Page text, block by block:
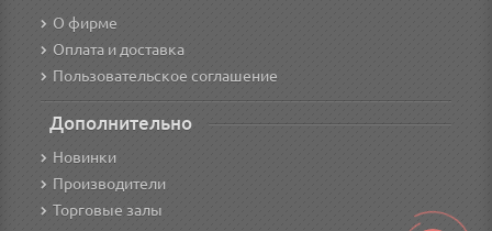
О фирме
Оплата и доставка
Пользовательское соглашение
Дополнительно
Новинки
Производители
Торговые залы